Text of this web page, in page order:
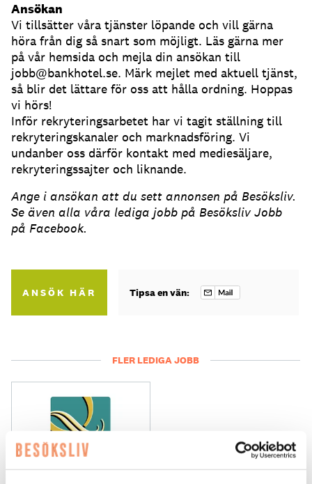
Ansökan
Vi tillsätter våra tjänster löpande och vill gärna
höra från dig så snart som möjligt. Läs gärna mer
på vår hemsida och mejla din ansökan till
jobb@bankhotel.se. Märk mejlet med aktuell tjänst,
så blir det lättare för oss att hålla ordning. Hoppas
vi hörs!
Inför rekryteringsarbetet har vi tagit ställning till
rekryteringskanaler och marknadsföring. Vi
undanber oss därför kontakt med mediesäljare,
rekryteringssajter och liknande.
Ange i ansökan att du sett annonsen på Besöksliv.
Se även alla våra lediga jobb på Besöksliv Jobb
på Facebook.
ANSÖK HÄR Tipsa en vän:
FLER LEDIGA JOBB